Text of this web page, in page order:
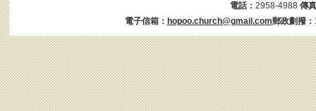
電話： 2958-4988 傳
電子信箱： hopoo.church@gmail.com郵政劃撥：